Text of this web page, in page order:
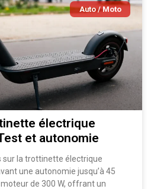
Auto / Moto
électrique
et autonomie
sur la trottinette électrique
une autonomie jusqu’à 45
de 300 W, offrant un